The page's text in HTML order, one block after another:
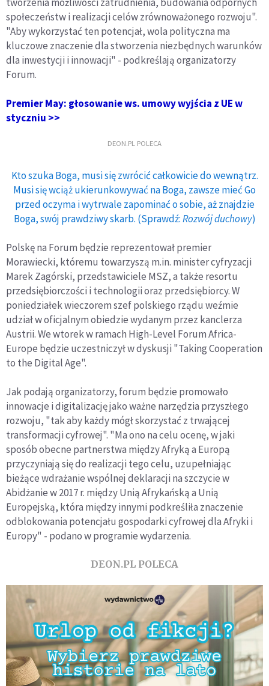
społeczeństw i realizacji celów zrównoważonego rozwoju".
"Aby wykorzystać ten potencjał, wola polityczna ma
kluczowe znaczenie dla stworzenia niezbędnych warunków
dla inwestycji i innowacji" - podkreślają organizatorzy
Forum.
Premier May: głosowanie ws. umowy wyjścia z UE w
styczniu >>
DEON.PL POLECA
Kto szuka Boga, musi się zwrócić całkowicie do wewnątrz.
Musi się wciąż ukierunkowywać na Boga, zawsze mieć Go
przed oczyma i wytrwale zapominać o sobie, aż znajdzie
Boga, swój prawdziwy skarb. (Sprawdź:Rozwój duchowy)
Polskę na Forum będzie reprezentował premier
Morawiecki, któremu towarzyszą m.in. minister cyfryzacji
Marek Zagórski, przedstawiciele MSZ, a także resortu
przedsiębiorczości i technologii oraz przedsiębiorcy. W
poniedziałek wieczorem szef polskiego rządu weźmie
udział w oficjalnym obiedzie wydanym przez kanclerza
Austrii. We wtorek w ramach High-Level Forum Africa-
Europe będzie uczestniczył w dyskusji "Taking Cooperation
to the Digital Age".
Jak podają organizatorzy, forum będzie promowało
innowacje i digitalizację jako ważne narzędzia przyszłego
rozwoju, "tak aby każdy mógł skorzystać z trwającej
transformacji cyfrowej". "Ma ono na celu ocenę, w jaki
sposób obecne partnerstwa między Afryką a Europą
przyczyniają się do realizacji tego celu, uzupełniając
bieżące wdrażanie wspólnej deklaracji na szczycie w
Abidżanie w 2017 r. między Unią Afrykańską a Unią
Europejską, która między innymi podkreśliła znaczenie
odblokowania potencjału gospodarki cyfrowej dla Afryki i
Europy" - podano w programie wydarzenia.
DEON.PL POLECA